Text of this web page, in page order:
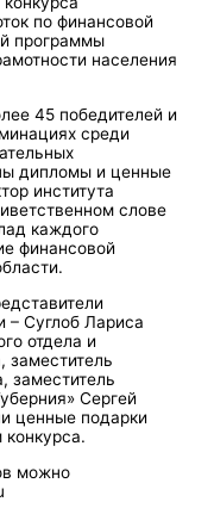
по финансовой
программы
населения
45 победителей и
среди
дипломы и ценные
института
слове
каждого
финансовой
– Суглоб Лариса
отдела и
заместитель
заместитель
Сергей
ценные подарки
можно